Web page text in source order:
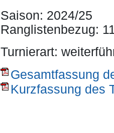
Saison: 2024/25
Ranglistenbezug:
Turnierart:
Gesamtfassung
Kurzfassung des